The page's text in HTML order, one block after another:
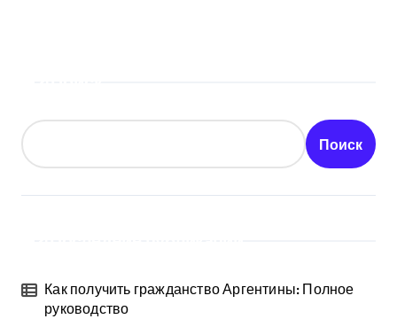
Поиск
Как получить гражданство Аргентины: Полное
руководство